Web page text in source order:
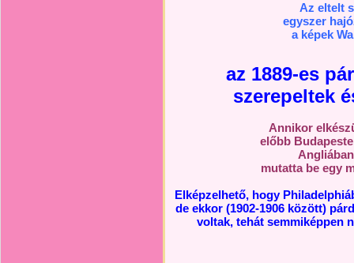
Az eltelt
egyszer
a képek
az 1889-es
szerepeltek
Annikor
előbb
mutatta be egy
Elképzelhető, hogy
de ekkor (1902-1906 között)
voltak, tehát semmiképpen